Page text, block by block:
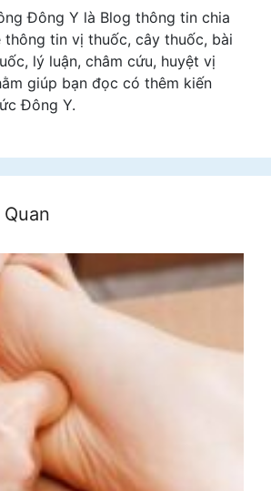
Đông Y là Blog thông tin chia
thông tin vị thuốc, cây thuốc, bài
lý luận, châm cứu, huyệt vị
giúp bạn đọc có thêm kiến
Đông Y.